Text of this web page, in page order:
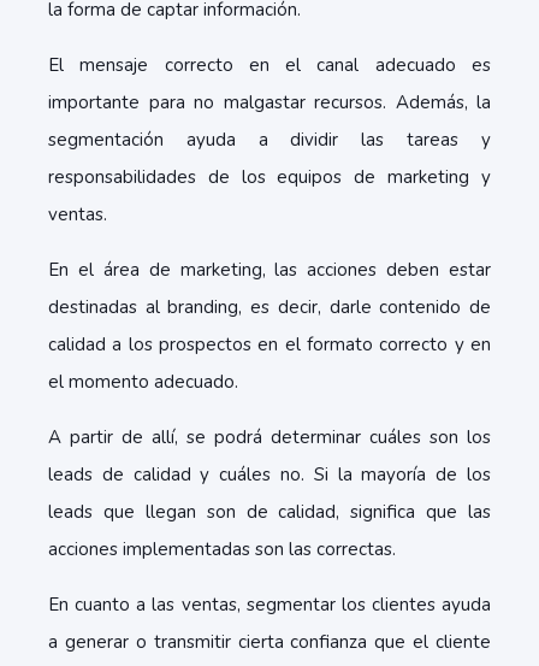
la forma de captar información.
El mensaje correcto en el canal adecuado es
importante para no malgastar recursos. Además, la
segmentación ayuda a dividir las tareas y
responsabilidades de los equipos de marketing y
ventas.
En el área de marketing, las acciones deben estar
destinadas al branding, es decir, darle contenido de
calidad a los prospectos en el formato correcto y en
el momento adecuado.
A partir de allí, se podrá determinar cuáles son los
leads de calidad y cuáles no. Si la mayoría de los
leads que llegan son de calidad, significa que las
acciones implementadas son las correctas.
En cuanto a las ventas, segmentar los clientes ayuda
a generar o transmitir cierta confianza que el cliente